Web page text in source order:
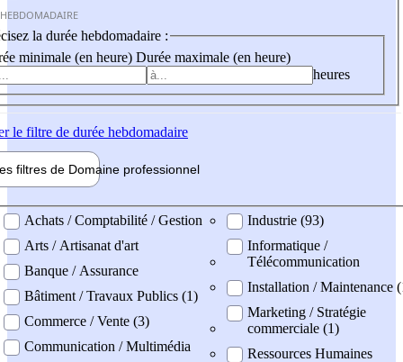
la durée hebdomadaire :
minimale (en heure) Durée maximale (en heure)
heures
le filtre de durée hebdomadaire
filtres de Domaine professionnel
professionel
Achats / Comptabilité / Gestion
Arts / Artisanat d'art
Banque / Assurance
Bâtiment / Travaux Publics (1)
Commerce / Vente (3)
Communication / Multimédia
Industrie (93)
Informatique /
Télécommunication
Installation / Maintenance
Marketing / Stratégie
commerciale (1)
Ressources Humaines